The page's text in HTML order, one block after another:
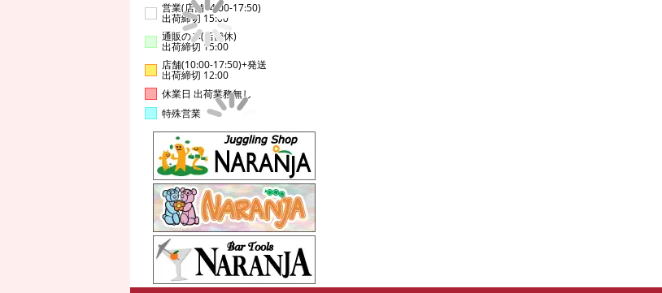
営業(店舗14:00-17:50)
出荷締切 15:00
通販のみ(店舗休)
出荷締切 15:00
店舗(10:00-17:50)+発送
出荷締切 12:00
休業日 出荷業務無し
特殊営業